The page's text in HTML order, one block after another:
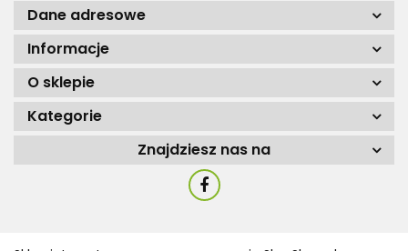
Dane adresowe
Informacje
O sklepie
Kategorie
Znajdziesz nas na